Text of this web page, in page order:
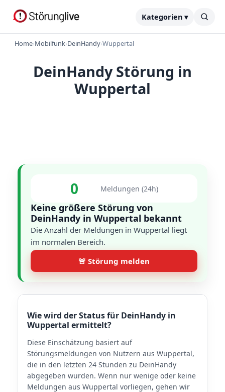
Kategorien ▾
Home›Mobilfunk›DeinHandy›Wuppertal
DeinHandy Störung in
Wuppertal
0 Meldungen (24h)
Keine größere Störung von
DeinHandy in Wuppertal bekannt
Die Anzahl der Meldungen in Wuppertal liegt
im normalen Bereich.
🚨 Störung melden
Wie wird der Status für DeinHandy in
Wuppertal ermittelt?
Diese Einschätzung basiert auf
Störungsmeldungen von Nutzern aus Wuppertal,
die in den letzten 24 Stunden zu DeinHandy
abgegeben wurden. Wenn nur wenige oder keine
Meldungen aus Wuppertal vorliegen, gehen wir